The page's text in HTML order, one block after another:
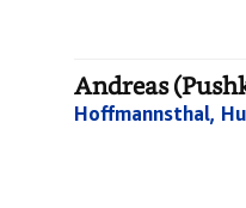
Andreas
Hoffmannsthal,